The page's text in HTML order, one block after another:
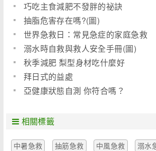
巧吃主食減肥不發胖的祕訣
抽脂危害存在嗎?(圖)
世界急救日：常見急症的家庭急救
溺水時自救與救人安全手冊(圖)
秋季減肥 梨型身材吃什麼好
拜日式的益處
亞健康狀態自測 你符合嗎？
相關標籤
中暑急救 抽筋急救 中風急救 溺水